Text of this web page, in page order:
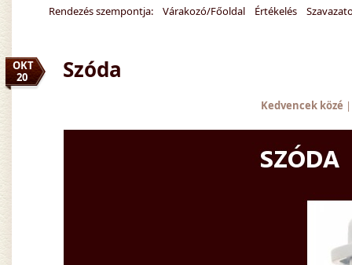
Rendezés szempontja: Várakozó/Főoldal Értékelés
OKT
20
Szóda
Kedvencek közé |